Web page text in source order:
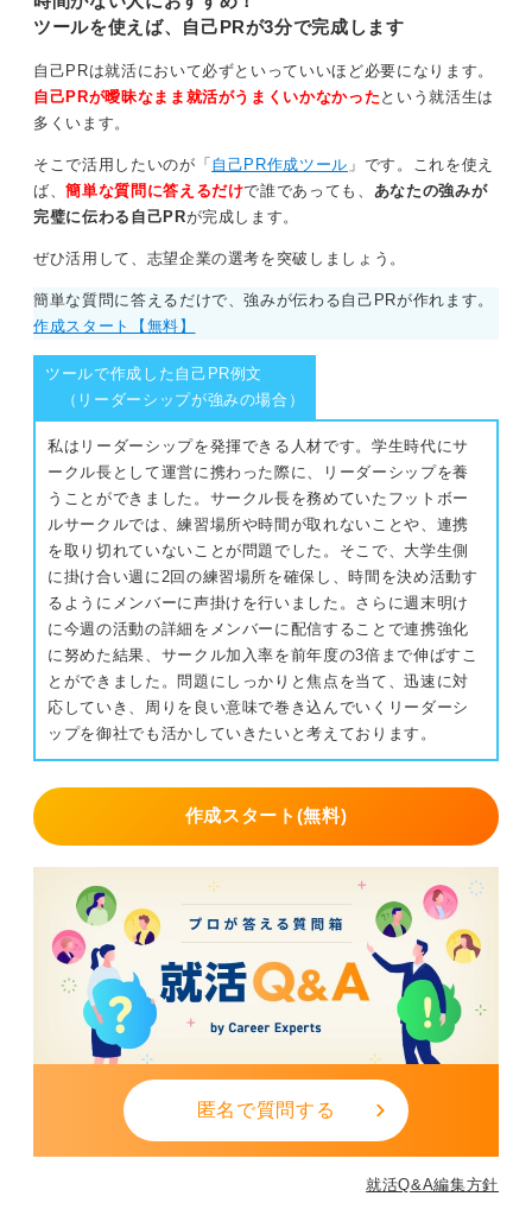
ツールを使えば、自己PRが3分で完成します
自己PRは就活において必ずといっていいほど必要になります。
自己PRが曖昧なまま就活がうまくいかなかった という就活生は
多くいます。
そこで活用したいのが「 自己PR作成ツール 」です。これを使え
ば、簡単な質問に答えるだけで誰であっても、 あなたの強みが
完璧に伝わる自己PRが完成します。
ぜひ活用して、志望企業の選考を突破しましょう。
簡単な質問に答えるだけで、強みが伝わる自己PRが作れます。
作成スタート【無料】
ツールで作成した自己PR例文
（リーダーシップが強みの場合）
私はリーダーシップを発揮できる人材です。学生時代にサ
ークル長として運営に携わった際に、リーダーシップを養
うことができました。サークル長を務めていたフットボー
ルサークルでは、練習場所や時間が取れないことや、連携
を取り切れていないことが問題でした。そこで、大学生側
に掛け合い週に2回の練習場所を確保し、時間を決め活動す
るようにメンバーに声掛けを行いました。さらに週末明け
に今週の活動の詳細をメンバーに配信することで連携強化
に努めた結果、サークル加入率を前年度の3倍まで伸ばすこ
とができました。問題にしっかりと焦点を当て、迅速に対
応していき、周りを良い意味で巻き込んでいくリーダーシ
ップを御社でも活かしていきたいと考えております。
作成スタート(無料)
匿名で質問する
就活Q&A編集方針